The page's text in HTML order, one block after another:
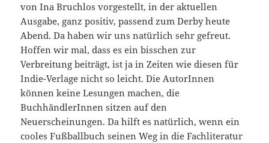
von Ina Bruchlos vorgestellt, in der aktuellen
Ausgabe, ganz positiv, passend zum Derby heute
Abend. Da haben wir uns natürlich sehr gefreut.
Hoffen wir mal, dass es ein bisschen zur
Verbreitung beiträgt, ist ja in Zeiten wie diesen für
Indie-Verlage nicht so leicht. Die AutorInnen
können keine Lesungen machen, die
BuchhändlerInnen sitzen auf den
Neuerscheinungen. Da hilft es natürlich, wenn ein
cooles Fußballbuch seinen Weg in die Fachliteratur